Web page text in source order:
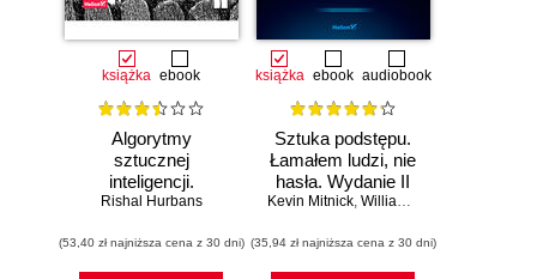
książka ebook
Algorytmy
sztucznej
inteligencji.
Ilustrowany
Rishal Hurbans
(53,40 zł najniższa cena z 30 dni)
książka ebook audiobook
Sztuka podstępu.
Łamałem ludzi, nie
hasła. Wydanie II
Kevin Mitnick, William L. Simon
(35,94 zł najniższa cena z 30 dni)